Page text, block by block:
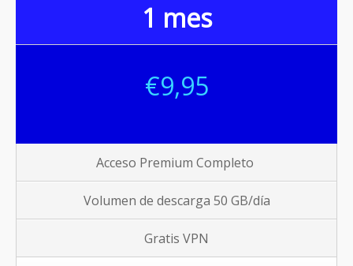
1 mes
€9,95
Acceso Premium Completo
Volumen de descarga 50 GB/día
Gratis VPN